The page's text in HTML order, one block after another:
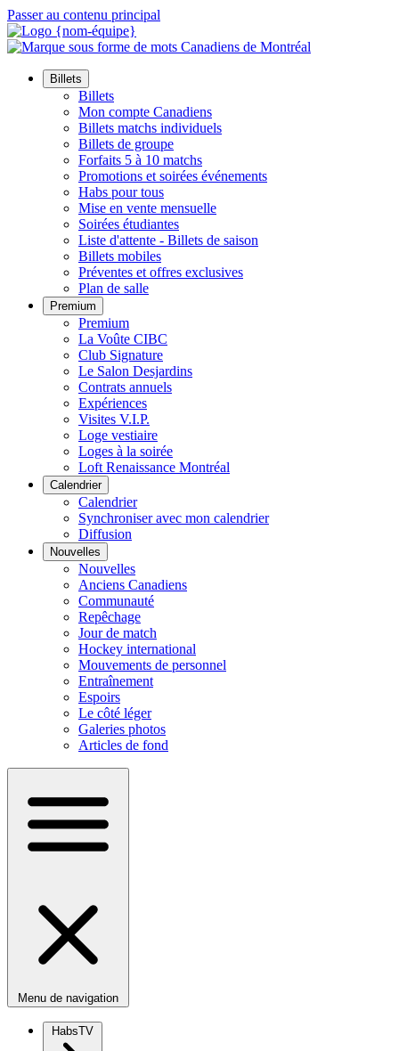
Passer au contenu principal
Billets
Billets
Mon compte Canadiens
Billets matchs individuels
Billets de groupe
Forfaits 5 à 10 matchs
Promotions et soirées événements
Habs pour tous
Mise en vente mensuelle
Soirées étudiantes
Liste d'attente - Billets de saison
Billets mobiles
Préventes et offres exclusives
Plan de salle
Premium
Premium
La Voûte CIBC
Club Signature
Le Salon Desjardins
Contrats annuels
Expériences
Visites V.I.P.
Loge vestiaire
Loges à la soirée
Loft Renaissance Montréal
Calendrier
Calendrier
Synchroniser avec mon calendrier
Diffusion
Nouvelles
Nouvelles
Anciens Canadiens
Communauté
Repêchage
Jour de match
Hockey international
Mouvements de personnel
Entraînement
Espoirs
Le côté léger
Galeries photos
Articles de fond
Menu de navigation
HabsTV